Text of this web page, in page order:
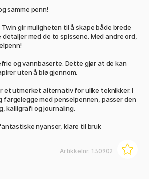
samme penn!
Twin gir muligheten til å skape både brede
med de to spissene. Med andre ord,
og vannbaserte. Dette gjør at de kan
uten å blø gjennom.
et utmerket alternativ for ulike teknikker. I
fargelegge med penselpennen, passer den
kalligrafi og journaling.
nyanser, klare til bruk
Artikkelnr: 130902